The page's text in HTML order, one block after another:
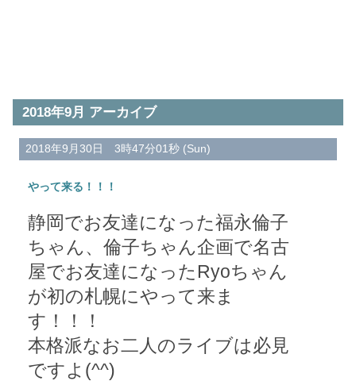
2018年9月 アーカイブ
2018年9月30日 3時47分01秒 (Sun)
やって来る！！！
静岡でお友達になった福永倫子
ちゃん、倫子ちゃん企画で名古
屋でお友達になったRyoちゃん
が初の札幌にやって来ま
す！！！
本格派なお二人のライブは必見
ですよ(^^)